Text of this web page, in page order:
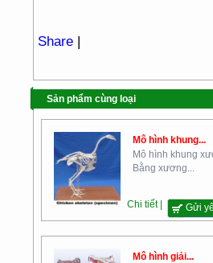
Share |
Sản phẩm cùng loại
Mô hình khung...
Mô hình khung
Bằng xương...
Chi tiết | Gửi
Mô hình giải...